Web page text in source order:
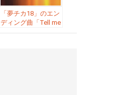
「夢チカ18」のエン
ディング曲「Tell me
what you want ／